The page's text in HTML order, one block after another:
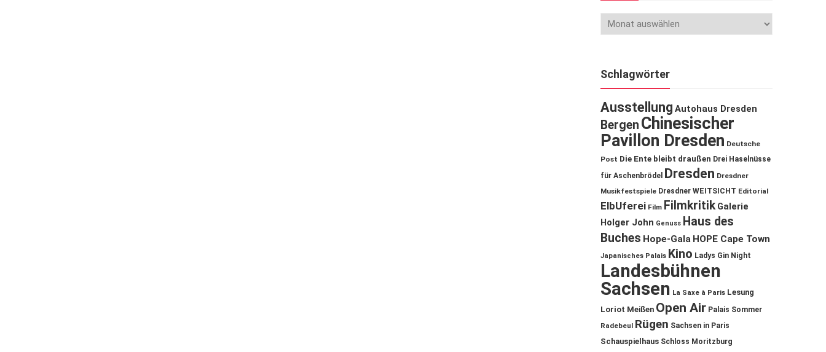
Schlagwörter
Ausstellung Autohaus Dresden
Bergen Chinesischer
Pavillon Dresden Deutsche
Post Die Ente bleibt draußen Drei Haselnüsse
für Aschenbrödel
Dresden Dresdner
Musikfestspiele Dresdner WEITSICHT Editorial
ElbUferei Film Filmkritik Galerie
Holger John Genuss Haus des
Buches Hope-Gala HOPE Cape Town
Japanisches Palais Kino Ladys Gin Night
Landesbühnen
Sachsen La Saxe à Paris Lesung
Loriot Meißen Open Air Palais Sommer
Radebeul Rügen Sachsen in Paris
Schauspielhaus Schloss Moritzburg